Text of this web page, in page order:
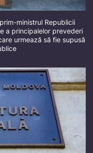
ministrul Republicii
a principalelor prevederi
urmează să fie supusă